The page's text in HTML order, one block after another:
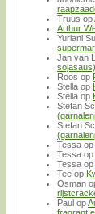
Truus op
Arthur
Yuriani
Jan van
sojasaus)
Roos op
Stella op
Stella op
Stefan
Stefan
Tessa op
Tessa op
Tessa op
Tee op
Osman
Paul op